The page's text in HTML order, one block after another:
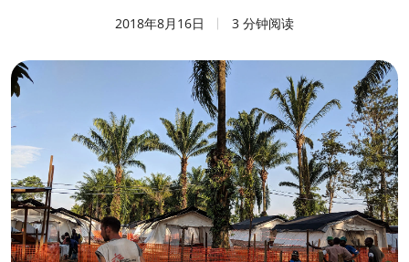
2018年8月16日 3 分钟阅读